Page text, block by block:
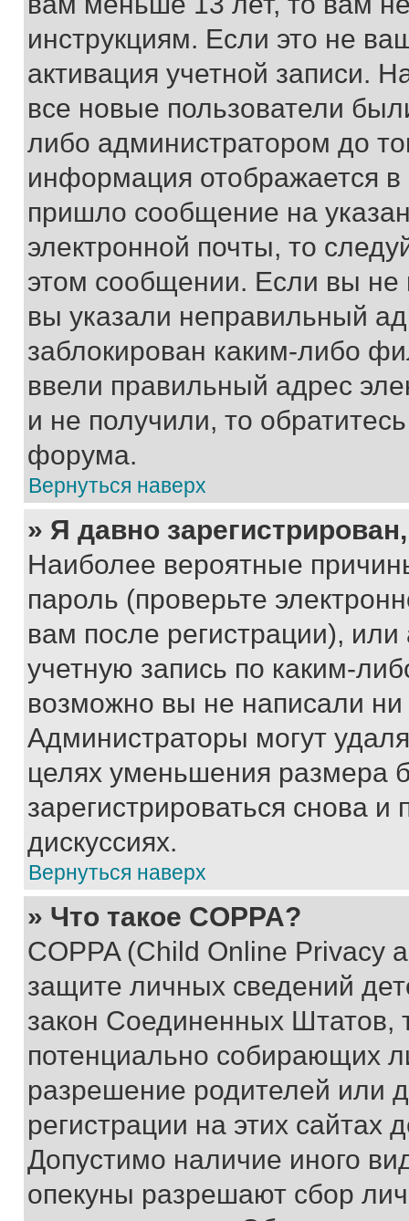
инструкциям. Если это не
активация учетной записи.
все новые пользователи
либо администратором до
информация отображается
пришло сообщение на
электронной почты, то
этом сообщении. Если вы
вы указали неправильный
заблокирован каким-либо
ввели правильный адрес
и не получили, то
форума.
Вернуться наверх
» Я давно
Наиболее вероятные
пароль (проверьте
вам после регистрации),
учетную запись по каким-
возможно вы не написали
Администраторы могут
целях уменьшения размера
зарегистрироваться снова и
дискуссиях.
Вернуться наверх
» Что такое COPPA?
COPPA (Child Online Privacy
защите личных сведений
закон Соединенных Штатов,
потенциально собирающих
разрешение родителей или
регистрации на этих сайтах
Допустимо наличие иного
опекуны разрешают сбор